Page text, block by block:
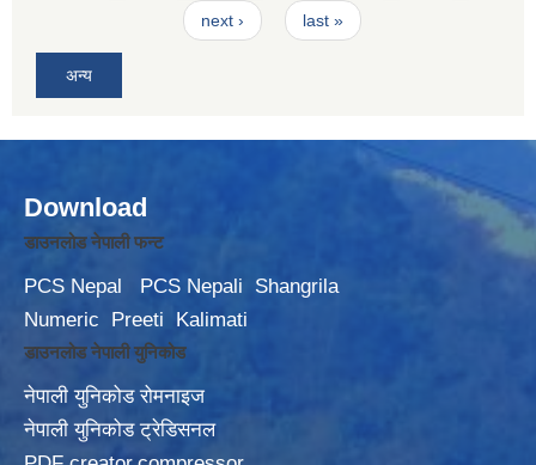
next › last »
अन्य
Download
डाउनलोड नेपाली फन्ट
PCS Nepal PCS Nepali
Shangrila
Numeric
Preeti Kalimati
डाउनलोड नेपाली युनिकोड
नेपाली युनिकोड रोमनाइज
नेपाली युनिकोड ट्रेडिसनल